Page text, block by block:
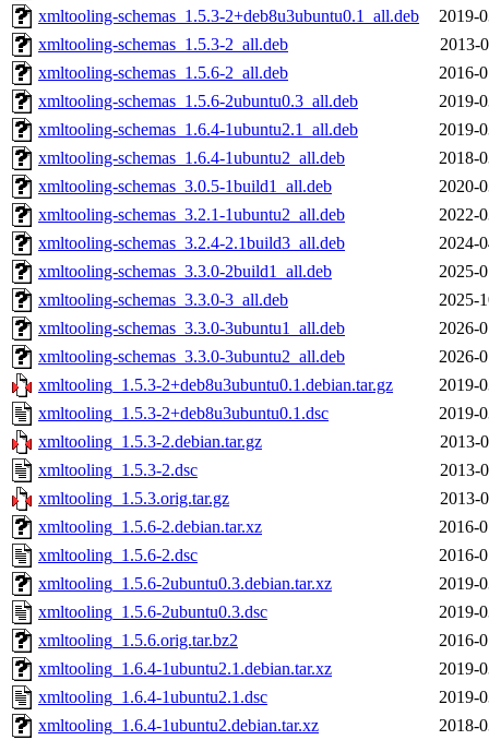
xmltooling-schemas_1.5.3-2+deb8u3ubuntu0.1_all.deb
2019-
xmltooling-schemas_1.5.3-2_all.deb
2013-
xmltooling-schemas_1.5.6-2_all.deb
2016-
xmltooling-schemas_1.5.6-2ubuntu0.3_all.deb
2019-
xmltooling-schemas_1.6.4-1ubuntu2.1_all.deb
2019-
xmltooling-schemas_1.6.4-1ubuntu2_all.deb
2018-
xmltooling-schemas_3.0.5-1build1_all.deb
2020-
xmltooling-schemas_3.2.1-1ubuntu2_all.deb
2022-
xmltooling-schemas_3.2.4-2.1build3_all.deb
2024-
xmltooling-schemas_3.3.0-2build1_all.deb
2025-
xmltooling-schemas_3.3.0-3_all.deb
2025-
xmltooling-schemas_3.3.0-3ubuntu1_all.deb
2026-
xmltooling-schemas_3.3.0-3ubuntu2_all.deb
2026-
xmltooling_1.5.3-2+deb8u3ubuntu0.1.debian.tar.gz
2019-
xmltooling_1.5.3-2+deb8u3ubuntu0.1.dsc
2019-
xmltooling_1.5.3-2.debian.tar.gz
2013-
xmltooling_1.5.3-2.dsc
2013-
xmltooling_1.5.3.orig.tar.gz
2013-
xmltooling_1.5.6-2.debian.tar.xz
2016-
xmltooling_1.5.6-2.dsc
2016-
xmltooling_1.5.6-2ubuntu0.3.debian.tar.xz
2019-
xmltooling_1.5.6-2ubuntu0.3.dsc
2019-
xmltooling_1.5.6.orig.tar.bz2
2016-
xmltooling_1.6.4-1ubuntu2.1.debian.tar.xz
2019-
xmltooling_1.6.4-1ubuntu2.1.dsc
2019-
xmltooling_1.6.4-1ubuntu2.debian.tar.xz
2018-